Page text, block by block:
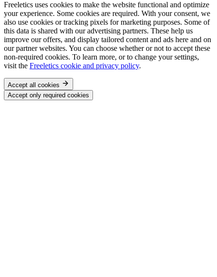
Freeletics uses cookies to make the website functional and optimize
your experience. Some cookies are required. With your consent, we
also use cookies or tracking pixels for marketing purposes. Some of
this data is shared with our advertising partners. These help us
improve our offers, and display tailored content and ads here and on
our partner websites. You can choose whether or not to accept these
non-required cookies. To learn more, or to change your settings,
visit the Freeletics cookie and privacy policy.
Accept all cookies
Accept only required cookies